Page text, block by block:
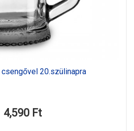
20.szülinapra
4,590 Ft